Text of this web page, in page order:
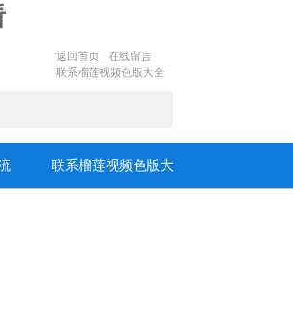
返回首页
在线留言
联系榴莲视频色版大全
联系榴莲视频色版大